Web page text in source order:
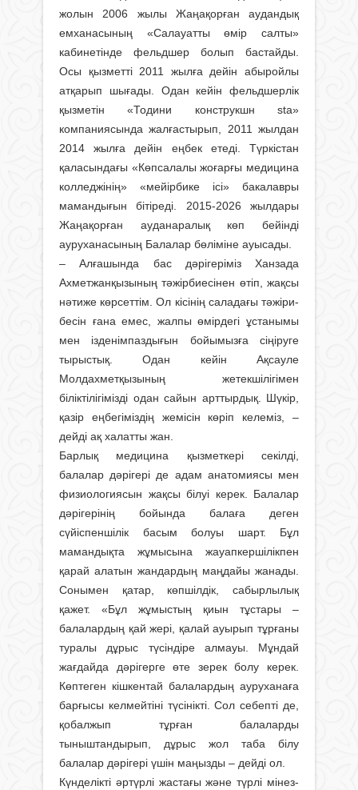
жолын 2006 жылы Жаңақорған аудандық
емханасының «Салауатты өмір салты»
кабинетінде фельдшер болып бастайды.
Осы қызметті 2011 жылға дейін абыройлы
атқарып шығады. Одан кейін фельдшерлік
қызметін «Тодини конструкшн sta»
компаниясында жалғастырып, 2011 жылдан
2014 жылға дейін еңбек етеді. Түркістан
қаласындағы «Көпсалалы жоғарғы медицина
колледжінің» «мейірбике ісі» бакалавры
мамандығын бітіреді. 2015-2026 жылдары
Жаңақорған ауданаралық көп бейінді
ауруханасының Балалар бөліміне ауысады.
– Алғашында бас дәрігеріміз Ханзада
Ахметжанқызының тәжірбиесінен өтіп, жақсы
нәтиже көрсеттім. Ол кісінің саладағы тәжіри­
бесін ғана емес, жалпы өмірдегі ұстанымы
мен ізденімпаздығын бойымызға сіңіруге
тырыс­тық. Одан кейін Ақсауле
Молдахметқызы­ның жетекшілігімен
біліктілігімізді одан сайын арттырдық. Шүкір,
қазір еңбегіміздің жемісін көріп келеміз, –
дейді ақ халатты жан.
Барлық медицина қызметкері секілді,
балалар дәрігері де адам анатомиясы мен
физиологиясын жақсы білуі керек. Балалар
дәрігерінің бойында балаға деген
сүйіспеншілік басым болуы шарт. Бұл
мамандықта жұмысына жауапкершілікпен
қарай алатын жандардың маңдайы жанады.
Сонымен қатар, көпшілдік, сабырлылық
қажет. «Бұл жұмыстың қиын тұстары –
балалардың қай жері, қалай ауырып тұрғаны
туралы дұрыс түсіндіре алмауы. Мұндай
жағдайда дәрігерге өте зерек болу керек.
Көптеген кішкентай балалардың ауруханаға
барғысы келмейтіні түсінікті. Сол себепті де,
қобалжып тұрған балаларды
тыныштандырып, дұрыс жол таба білу
балалар дәрігері үшін маңызды – дейді ол.
Күнделікті әртүрлі жастағы және түрлі мінез-